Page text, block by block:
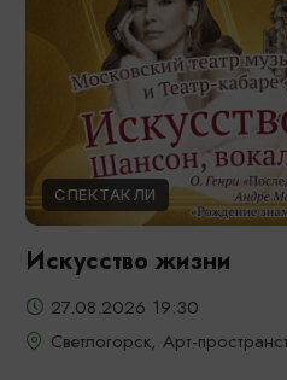
СПЕКТАКЛИ
Искусство жизни
27.08.2026 19:30
Светлогорск, Арт-